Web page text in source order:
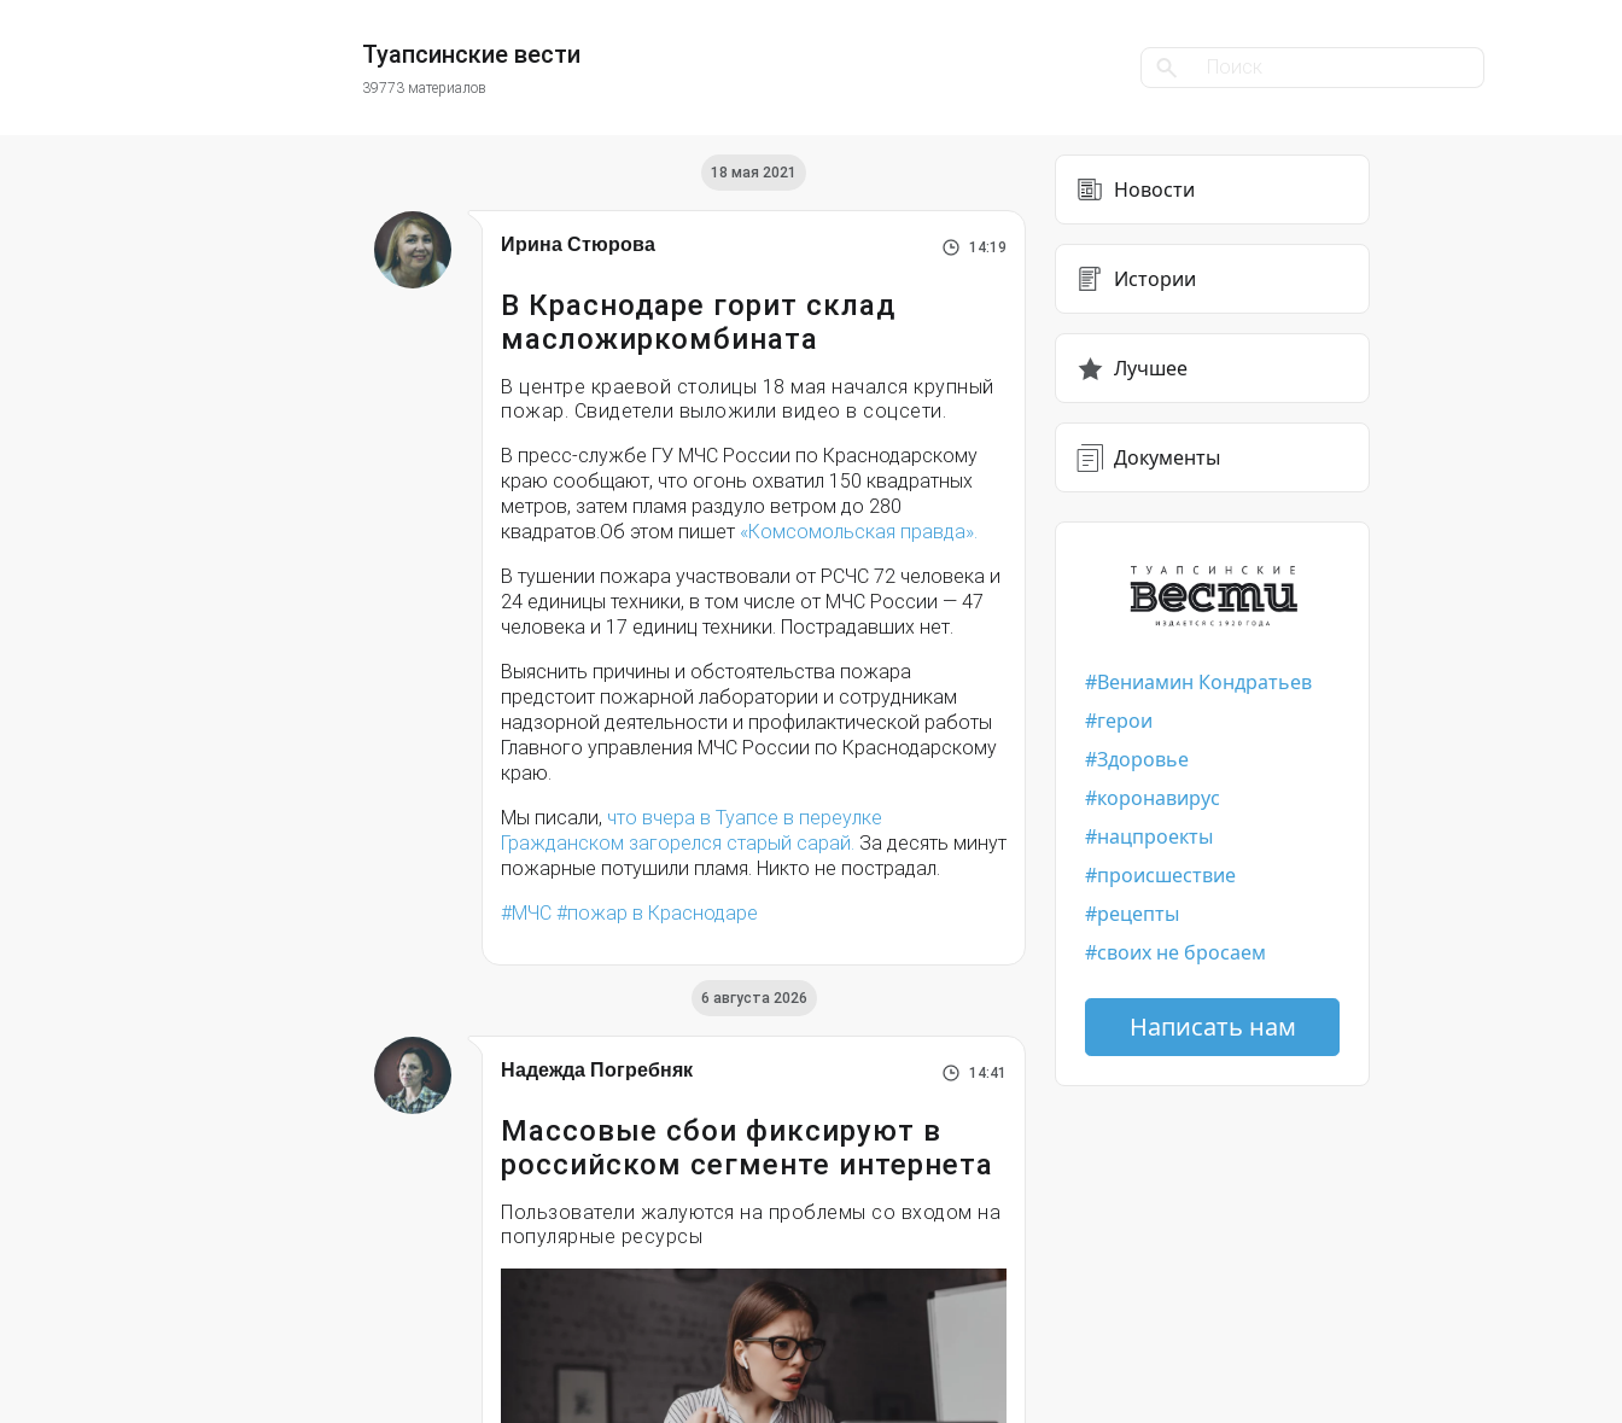
Туапсинские вести
39773 материалов
18 мая 2021
Ирина Стюрова 14:19
В Краснодаре горит склад
масложиркомбината
В центре краевой столицы 18 мая начался крупный
пожар. Свидетели выложили видео в соцсети.
В пресс-службе ГУ МЧС России по Краснодарскому
краю сообщают, что огонь охватил 150 квадратных
метров, затем пламя раздуло ветром до 280
квадратов.Об этом пишет «Комсомольская правда».
В тушении пожара участвовали от РСЧС 72 человека и
24 единицы техники, в том числе от МЧС России — 47
человека и 17 единиц техники. Пострадавших нет.
Выяснить причины и обстоятельства пожара
предстоит пожарной лаборатории и сотрудникам
надзорной деятельности и профилактической работы
Главного управления МЧС России по Краснодарскому
краю.
Мы писали, что вчера в Туапсе в переулке
Гражданском загорелся старый сарай. За десять минут
пожарные потушили пламя. Никто не пострадал.
МЧС
пожар в Краснодаре
6 августа 2026
Надежда Погребняк 14:41
Массовые сбои фиксируют в
российском сегменте интернета
Пользователи жалуются на проблемы со входом на
популярные ресурсы
Новости
Истории
Лучшее
Документы
Вениамин Кондратьев
герои
Здоровье
коронавирус
нацпроекты
происшествие
рецепты
своих не бросаем
Написать нам